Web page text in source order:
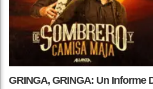
GRINGA, GRINGA: Un Informe